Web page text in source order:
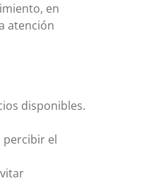
en
atención
disponibles.
percibir el